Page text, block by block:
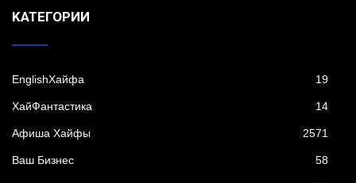
KАТЕГОРИИ
EnglishХайфа 19
XайФантастика 14
Афиша Хайфы 2571
Ваш Бизнес 58